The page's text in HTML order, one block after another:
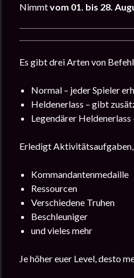
Nimmtvom 01. bis 28.
Es gibt drei Arten von
Normal – jeder Spieler
Heldenerlass – gibt
Legendärer
Erledigt Aktivitätsaufgaben,
Kommandantenmedaille
Ressourcen
Verschiedene Truhen
Beschleuniger
und vieles mehr
Je höher euer Level, desto